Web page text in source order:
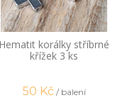
Hematit korálky stříbrné
křížek 3 ks
50 Kč / balení